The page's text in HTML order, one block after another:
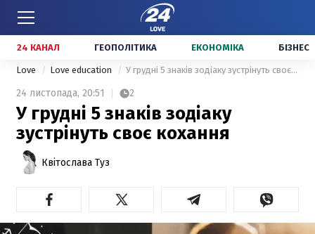
24 КАНАЛ ГЕОПОЛІТИКА ЕКОНОМІКА БІЗНЕС
Love Love education У грудні 5 знаків зодіаку зустрінуть своє кохання
24 листопада, 20:51 2
У грудні 5 знаків зодіаку
зустрінуть своє кохання
Квітослава Туз